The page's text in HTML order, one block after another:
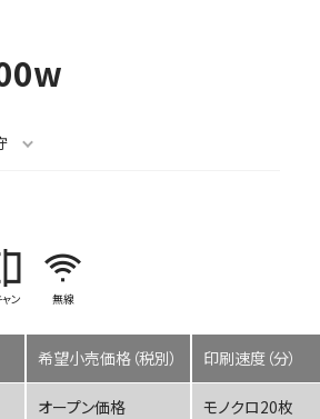
ン 無線
希望小売価格（税別） 印刷速度（分）
オープン価格 モノクロ20枚